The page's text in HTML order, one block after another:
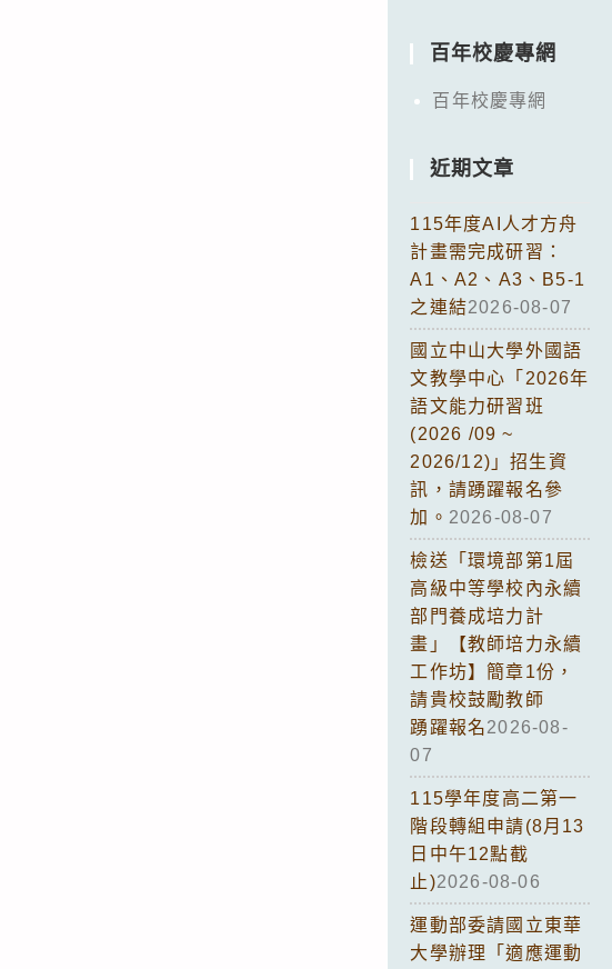
百年校慶專網
百年校慶專網
近期文章
115年度AI人才方舟
計畫需完成研習：
A1、A2、A3、B5-1
之連結2026-08-07
國立中山大學外國語
文教學中心「2026年
語文能力研習班
(2026 /09 ~
2026/12)」招生資
訊，請踴躍報名參
加。 2026-08-07
檢送「環境部第1屆
高級中等學校內永續
部門養成培力計
畫」【教師培力永續
工作坊】簡章1份，
請貴校鼓勵教師
踴躍報名2026-08-
07
115學年度高二第一
階段轉組申請(8月13
日中午12點截
止)2026-08-06
運動部委請國立東華
大學辦理「適應運動